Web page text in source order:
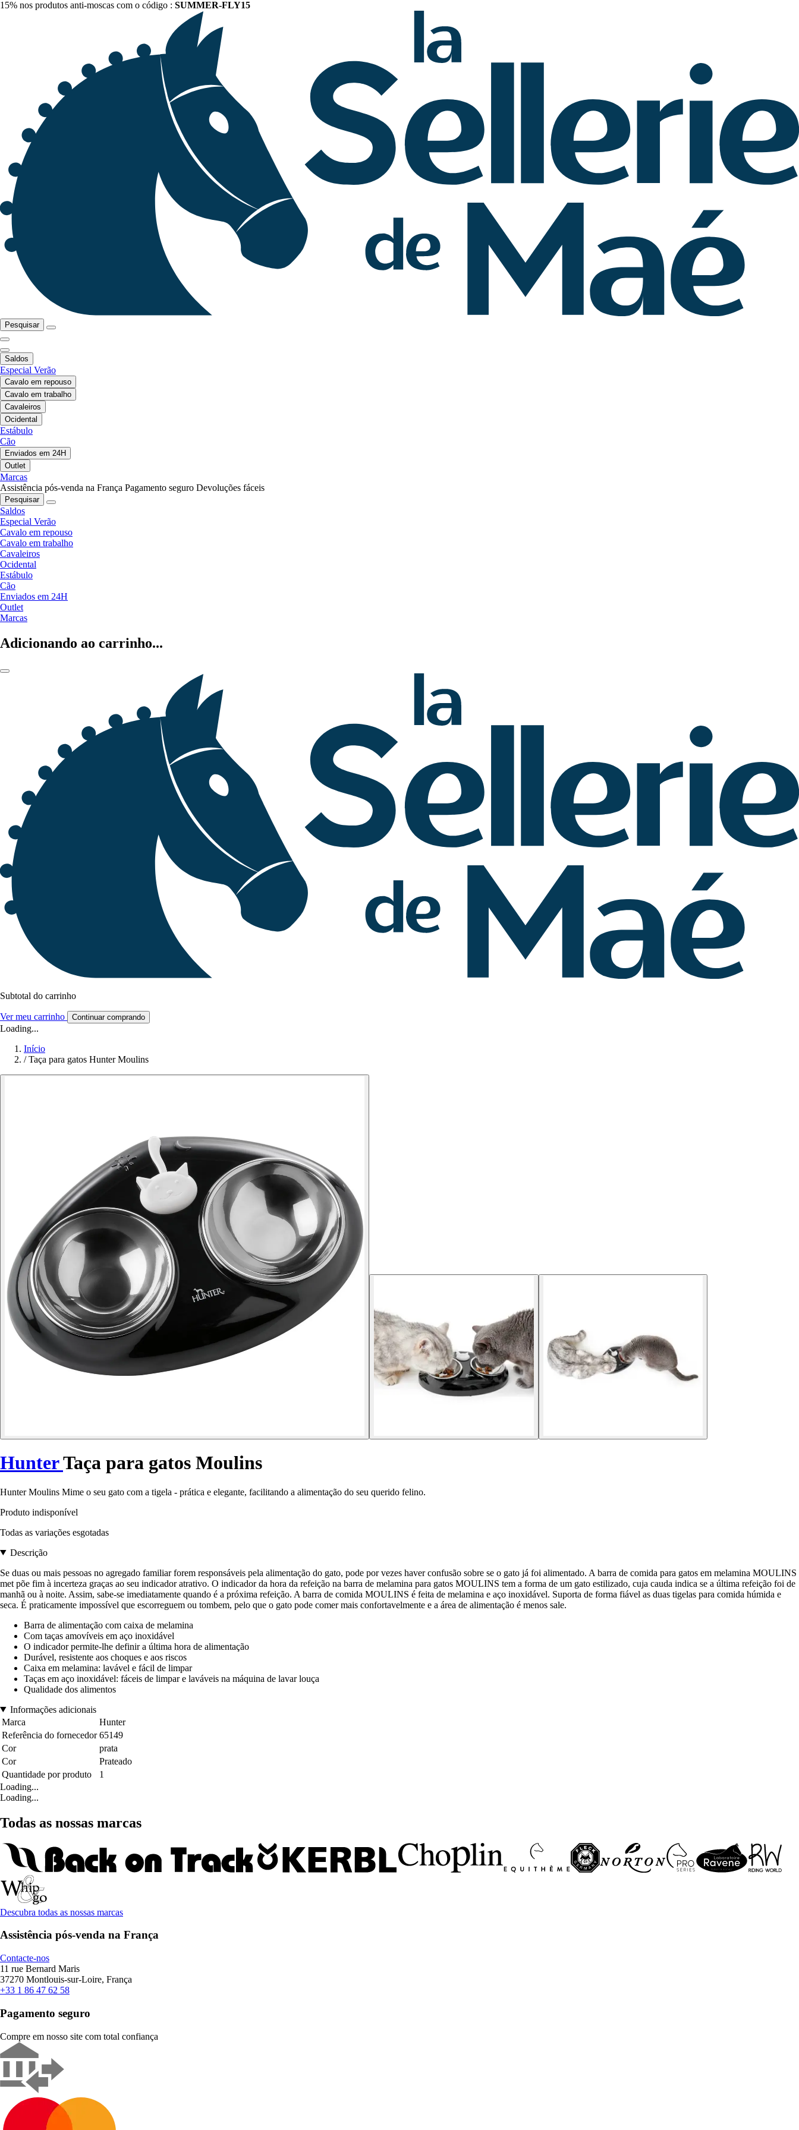
15% nos produtos anti-moscas com o código : SUMMER-FLY15
Pesquisar
Saldos
Especial Verão
Cavalo em repouso
Cavalo em trabalho
Cavaleiros
Ocidental
Estábulo
Cão
Enviados em 24H
Outlet
Marcas
Assistência pós-venda na França Pagamento seguro Devoluções fáceis
Pesquisar
Saldos
Especial Verão
Cavalo em repouso
Cavalo em trabalho
Cavaleiros
Ocidental
Estábulo
Cão
Enviados em 24H
Outlet
Marcas
Adicionando ao carrinho...
Subtotal do carrinho
Ver meu carrinho Continuar comprando
Loading...
Início
/ Taça para gatos Hunter Moulins
HunterTaça para gatos Moulins
Hunter Moulins Mime o seu gato com a tigela - prática e elegante, facilitando a alimentação do seu querido felino.
Produto indisponível
Todas as variações esgotadas
Descrição
Se duas ou mais pessoas no agregado familiar forem responsáveis pela alimentação do gato, pode por vezes haver confusão sobre se o gato já foi alimentado. A barra de comida para gatos em melamina MOULINS
met põe fim à incerteza graças ao seu indicador atrativo. O indicador da hora da refeição na barra de melamina para gatos MOULINS tem a forma de um gato estilizado, cuja cauda indica se a última refeição foi de
manhã ou à noite. Assim, sabe-se imediatamente quando é a próxima refeição. A barra de comida MOULINS é feita de melamina e aço inoxidável. Suporta de forma fiável as duas tigelas para comida húmida e
seca. É praticamente impossível que escorreguem ou tombem, pelo que o gato pode comer mais confortavelmente e a área de alimentação é menos sale.
Barra de alimentação com caixa de melamina
Com taças amovíveis em aço inoxidável
O indicador permite-lhe definir a última hora de alimentação
Durável, resistente aos choques e aos riscos
Caixa em melamina: lavável e fácil de limpar
Taças em aço inoxidável: fáceis de limpar e laváveis na máquina de lavar louça
Qualidade dos alimentos
Informações adicionais
Marca
Hunter
Referência do fornecedor 65149
Cor
prata
Cor
Prateado
Quantidade por produto
1
Loading...
Loading...
Todas as nossas marcas
Descubra todas as nossas marcas
Assistência pós-venda na França
Contacte-nos
11 rue Bernard Maris
37270 Montlouis-sur-Loire, França
+33 1 86 47 62 58
Pagamento seguro
Compre em nosso site com total confiança